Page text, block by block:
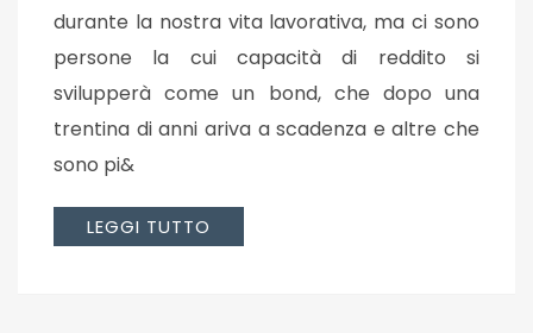
durante la nostra vita lavorativa, ma ci sono
persone la cui capacità di reddito si
svilupperà come un bond, che dopo una
trentina di anni ariva a scadenza e altre che
sono pi&
LEGGI TUTTO